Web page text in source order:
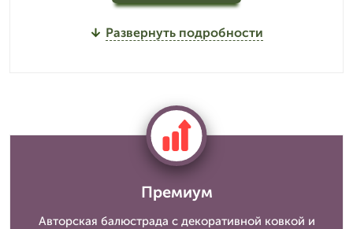
Развернуть подробности
Премиум
Авторская балюстрада с декоративной ковкой и